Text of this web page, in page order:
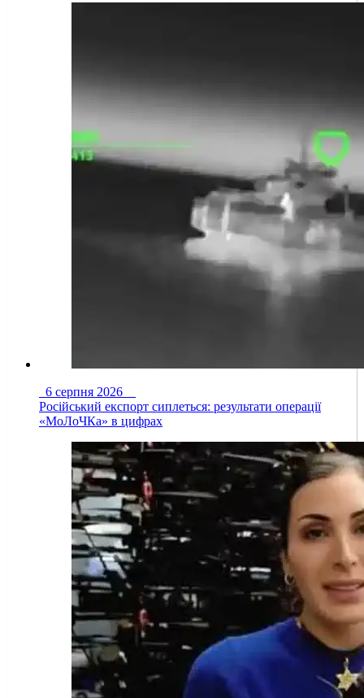
6 серпня 2026
Російський експорт сиплеться: результати операції
«МоЛоЧКа» в цифрах